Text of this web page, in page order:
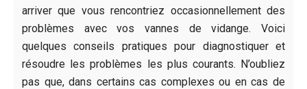
arriver que vous rencontriez occasionnellement des
problèmes avec vos vannes de vidange. Voici
quelques conseils pratiques pour diagnostiquer et
résoudre les problèmes les plus courants. N’oubliez
pas que, dans certains cas complexes ou en cas de